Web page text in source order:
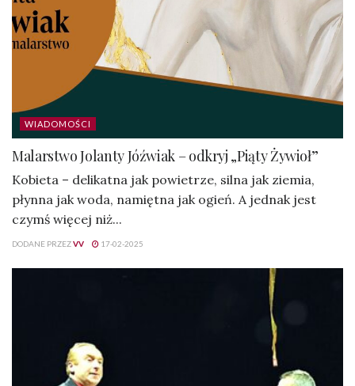
WIADOMOŚCI
Malarstwo Jolanty Jóźwiak – odkryj „Piąty Żywioł”
Kobieta – delikatna jak powietrze, silna jak ziemia,
płynna jak woda, namiętna jak ogień. A jednak jest
czymś więcej niż...
DODANE PRZEZVV 17-02-2025